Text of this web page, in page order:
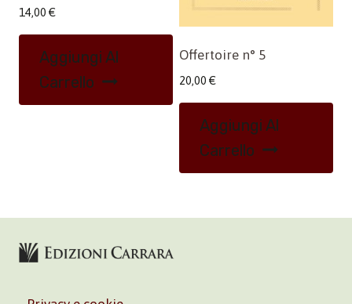
14,00 €
Aggiungi Al
Carrello
Offertoire n° 5
20,00 €
Aggiungi Al
Carrello